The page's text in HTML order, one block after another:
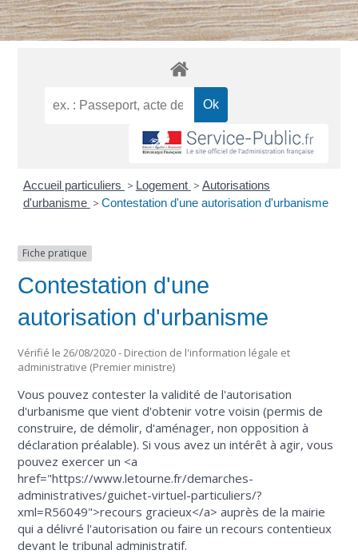
Accueil particuliers > Logement > Autorisations
d'urbanisme > Contestation d'une autorisation d'urbanisme
Fiche pratique
Contestation d'une
autorisation d'urbanisme
Vérifié le 26/08/2020 - Direction de l'information légale et
administrative (Premier ministre)
Vous pouvez contester la validité de l'autorisation
d'urbanisme que vient d'obtenir votre voisin (permis de
construire, de démolir, d'aménager, non opposition à
déclaration préalable). Si vous avez un intérêt à agir, vous
pouvez exercer un <a
href="https://www.letourne.fr/demarches-
administratives/guichet-virtuel-particuliers/?
xml=R56049">recours gracieux</a> auprès de la mairie
qui a délivré l'autorisation ou faire un recours contentieux
devant le tribunal administratif.